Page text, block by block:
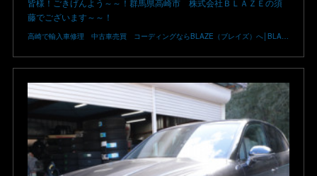
皆様！ごきげんよう～～！群馬県高崎市 株式会社ＢＬＡＺＥの須
藤でございます～～！
高崎で輸入車修理 中古車売買 コーディングならBLAZE（ブレイズ）へ│BLAZE Total Car Support & Modify in Takasaki Gunma